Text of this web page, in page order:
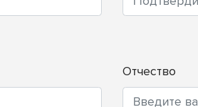
Отчество